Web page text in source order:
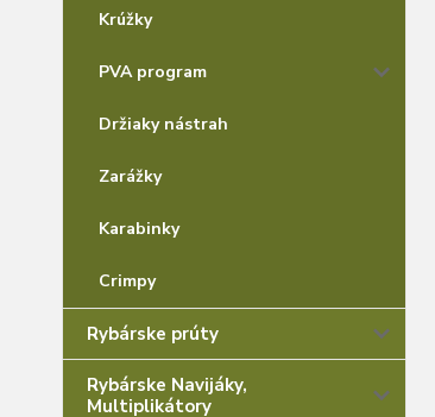
Krúžky
PVA program
Držiaky nástrah
Zarážky
Karabinky
Crimpy
Rybárske prúty
Rybárske Navijáky,
Multiplikátory